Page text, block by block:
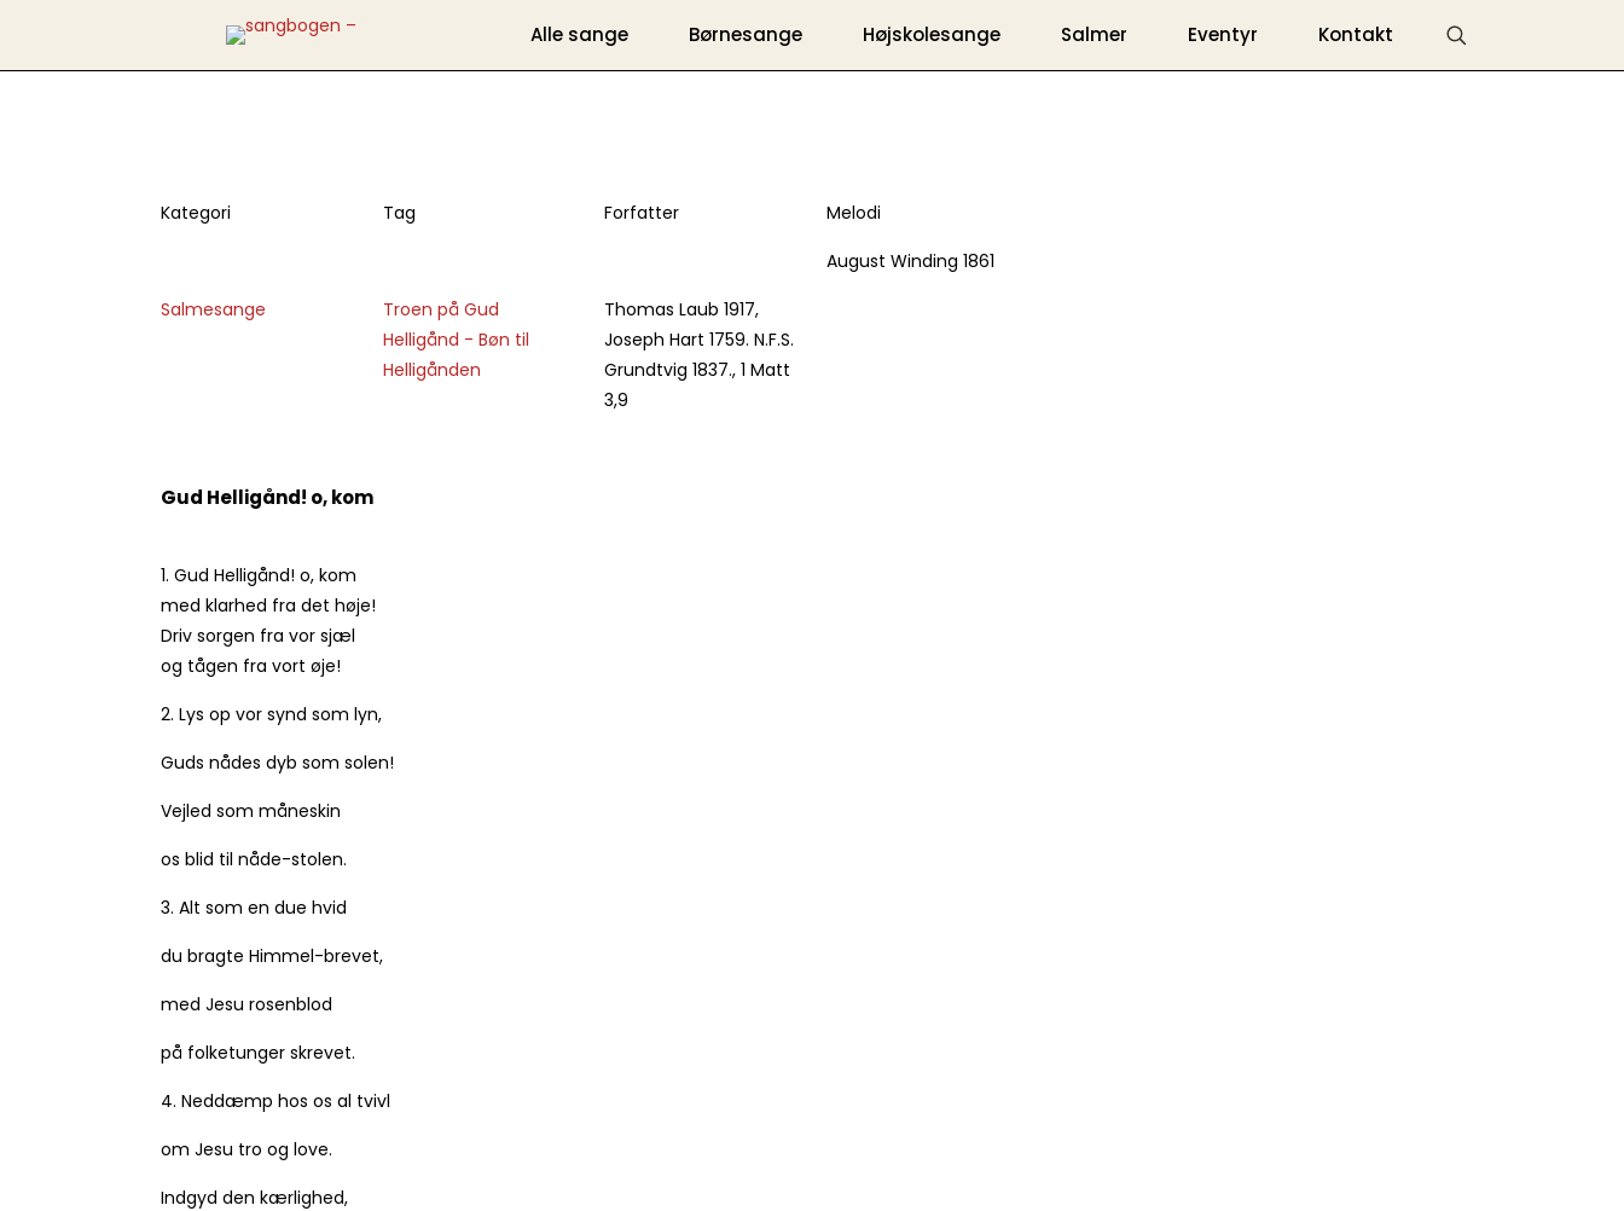
Alle sange Børnesange Højskolesange Salmer Eventyr Kontakt
Kategori
Salmesange
Tag
Troen på Gud
Helligånd - Bøn til
Helligånden
Forfatter
Thomas Laub 1917,
Joseph Hart 1759. N.F.S.
Grundtvig 1837., 1 Matt
3,9
Melodi
August Winding 1861
Gud Helligånd! o, kom
1. Gud Helligånd! o, kom
med klarhed fra det høje!
Driv sorgen fra vor sjæl
og tågen fra vort øje!
2. Lys op vor synd som lyn,
Guds nådes dyb som solen!
Vejled som måneskin
os blid til nåde-stolen.
3. Alt som en due hvid
du bragte Himmel-brevet,
med Jesu rosenblod
på folketunger skrevet.
4. Neddæmp hos os al tvivl
om Jesu tro og love.
Indgyd den kærlighed,